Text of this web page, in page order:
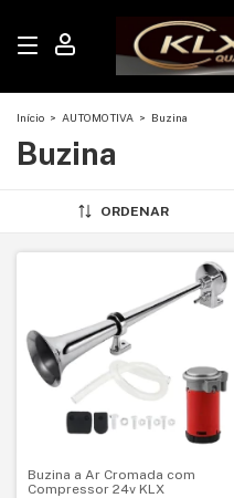
Início > AUTOMOTIVA > Buzina
Buzina
ORDENAR
Buzina a Ar Cromada com
Compressor 24v KLX